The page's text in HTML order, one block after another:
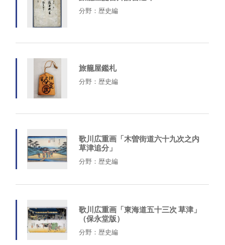
分野：歴史編
旅籠屋鑑札
分野：歴史編
歌川広重画「木曽街道六十九次之内
草津追分」
分野：歴史編
歌川広重画「東海道五十三次 草津」
（保永堂版）
分野：歴史編